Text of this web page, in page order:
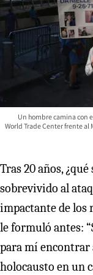
Un hombre camina con
World Trade Center frente al
Tras 20 años,
sobrevivido al
impactante de los
le formuló antes:
para mí encontrar
holocausto en un